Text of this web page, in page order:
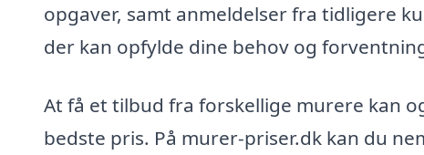
opgaver, samt anmeldelser fra tidligere
der kan opfylde dine behov og
At få et tilbud fra forskellige murere kan
bedste pris. På murer-priser.dk kan du